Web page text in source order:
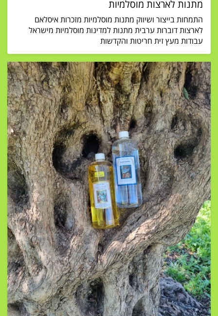
מתנות לארצות מוסלמיות
התמחות בייצור ושיווק מתנות מוסלמיות מזכרות איסלאם
לארצות דוברות ערבית מתנות למדינות מוסלמיות מישראל
עבודות מעץ זית חריטות והקדשות